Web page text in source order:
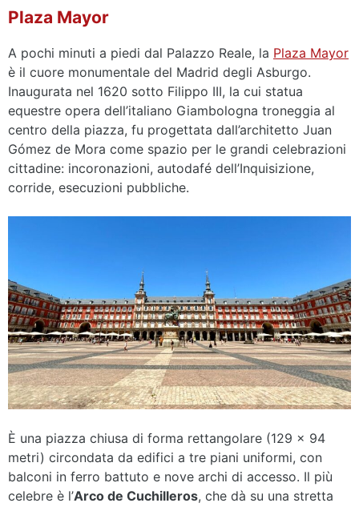
Plaza Mayor
A pochi minuti a piedi dal Palazzo Reale, la Plaza Mayor
è il cuore monumentale del Madrid degli Asburgo.
Inaugurata nel 1620 sotto Filippo III, la cui statua
equestre opera dell’italiano Giambologna troneggia al
centro della piazza, fu progettata dall’architetto Juan
Gómez de Mora come spazio per le grandi celebrazioni
cittadine: incoronazioni, autodafé dell’Inquisizione,
corride, esecuzioni pubbliche.
È una piazza chiusa di forma rettangolare (129 × 94
metri) circondata da edifici a tre piani uniformi, con
balconi in ferro battuto e nove archi di accesso. Il più
celebre è l’Arco de Cuchilleros, che dà su una stretta